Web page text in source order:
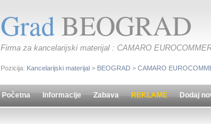
GradBEOGRAD
Firma za kancelarijski materijal : CAMARO
Pozicija: Kancelarijski materijal > BEOGRAD > CAMARO
Početna Informacije Zabava REKLAME Dodaj